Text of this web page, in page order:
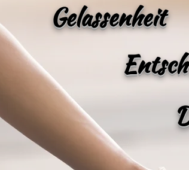
Gelassenheit